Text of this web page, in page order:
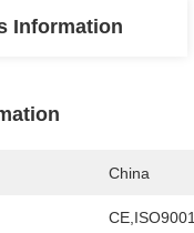
Information
China
CE,ISO9001